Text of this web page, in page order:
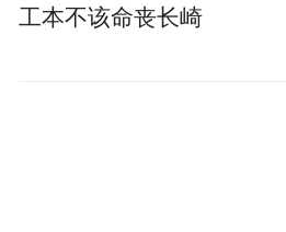
工本不该命丧长崎